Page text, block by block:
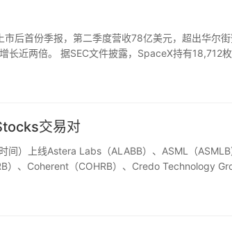
后首份季报，第二季度营收78亿美元，超出华尔街
近两倍。 据SEC文件披露，SpaceX持有18,712枚
交易对
）上线Astera Labs（ALABB）、ASML（ASMLB
）、Coherent（COHRB）、Credo Technology